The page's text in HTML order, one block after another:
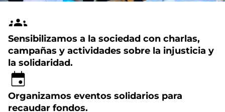
Sensibilizamos a la sociedad con charlas,
campañas y actividades sobre la injusticia y
la solidaridad.
Organizamos eventos solidarios para
recaudar fondos.